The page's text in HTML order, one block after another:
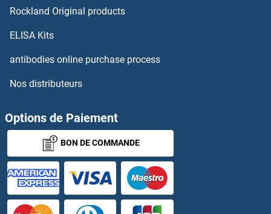
Rockland Original products
ELISA Kits
antibodies online purchase process
Nos distributeurs
Options de Paiement
BON DE COMMANDE